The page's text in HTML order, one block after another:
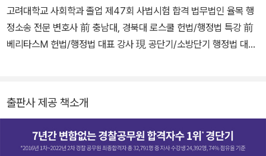
고려대학교 사회학과 졸업 제47회 사법시험 합격 법무법인 율목 행
정소송 전문 변호사 前 충남대, 경북대 로스쿨 헌법/행정법 특강 前
베리타스M 헌법/행정법 대표 강사 現 공단기/소방단기 행정법 대표
출판사 제공 책소개